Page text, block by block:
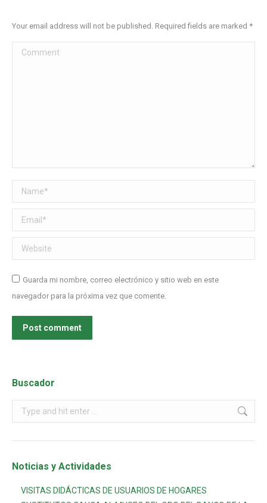
Your email address will not be published. Required fields are marked *
Comment
Name *
Email *
Website
Guarda mi nombre, correo electrónico y sitio web en este
navegador para la próxima vez que comente.
Post comment
Buscador
Noticias y Actividades
VISITAS DIDÁCTICAS DE USUARIOS DE HOGARES